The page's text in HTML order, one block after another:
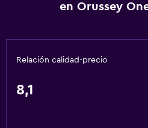
en Orussey
Relación calidad-precio
8,1